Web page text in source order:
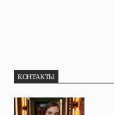
КОНТАКТЫ